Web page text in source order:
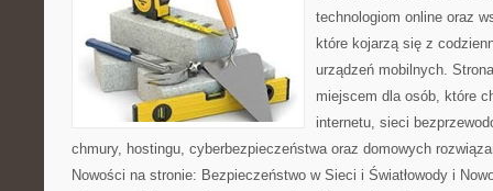
technologiom online oraz
które kojarzą się z
urządzeń mobilnych.
miejscem dla osób, które
internetu, sieci
chmury, hostingu, cyberbezpieczeństwa oraz domowych
Nowości na stronie: Bezpieczeństwo w Sieci i Światłowody i